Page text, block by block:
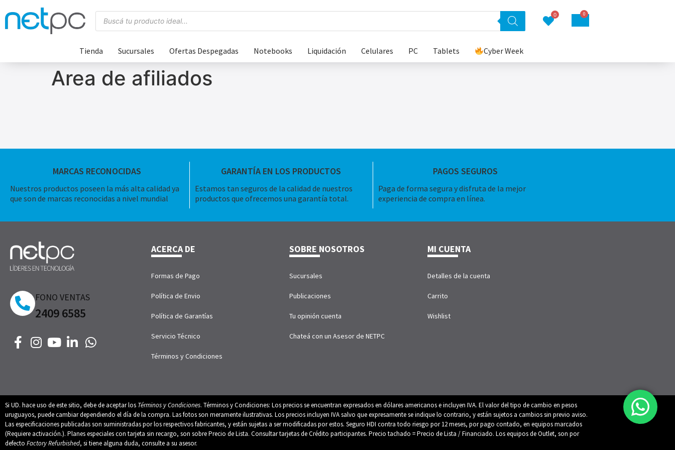
0 0
Tienda Sucursales Ofertas Despegadas Notebooks Liquidación Celulares PC Tablets Cyber Week
Area de afiliados
MARCAS RECONOCIDAS
Nuestros productos poseen la más alta calidad ya
que son de marcas reconocidas a nivel mundial
GARANTÍA EN LOS PRODUCTOS
Estamos tan seguros de la calidad de nuestros
productos que ofrecemos una garantía total.
PAGOS SEGUROS
Paga de forma segura y disfruta de la mejor
experiencia de compra en línea.
FONO VENTAS
2409 6585
ACERCA DE
Formas de Pago
Política de Envio
Política de Garantías
Servicio Técnico
Términos y Condiciones
SOBRE NOSOTROS
Sucursales
Publicaciones
Tu opinión cuenta
Chateá con un Asesor de NETPC
MI CUENTA
Detalles de la cuenta
Carrito
Wishlist
Si UD. hace uso de este sitio, debe de aceptar los Términos y Condiciones. Términos y Condiciones: Los precios se encuentran expresados en dólares americanos e incluyen IVA. El valor del tipo de cambio en pesos
uruguayos, puede cambiar dependiendo el día de la compra. Las fotos son meramente ilustrativas. Los precios incluyen IVA salvo que expresamente se indique lo contrario, y están sujetos a cambios sin previo aviso.
Las especificaciones publicadas son suministradas por los respectivos fabricantes, y están sujetas a ser modificadas por estos. Seguro HDI contra todo riesgo por 12 meses, por pago contado, en equipos marcados
(Requiere activación.). Planes especiales con tarjeta sin recargo, son sobre Precio de Lista. Consultar tarjetas de Crédito participantes. Precio tachado = Precio de Lista / Financiado. Los equipos de Outlet, son por
defecto Factory Refurbished, si tiene alguna duda, consulte a su asesor.